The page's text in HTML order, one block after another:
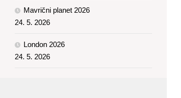
Mavrični planet 2026
24. 5. 2026
London 2026
24. 5. 2026